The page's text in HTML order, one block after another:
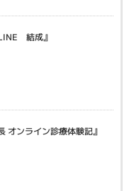
結成』
オンライン診療体験記』